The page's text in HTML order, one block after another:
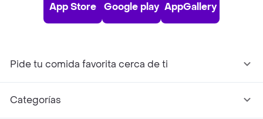
App Store Google play AppGallery
Pide tu comida favorita cerca de ti
Categorías